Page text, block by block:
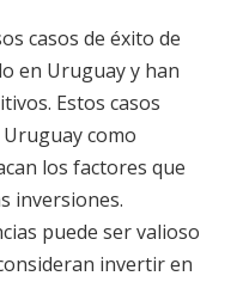
casos de éxito de
en Uruguay y han
Estos casos
como
los factores que
inversiones.
puede ser valioso
invertir en